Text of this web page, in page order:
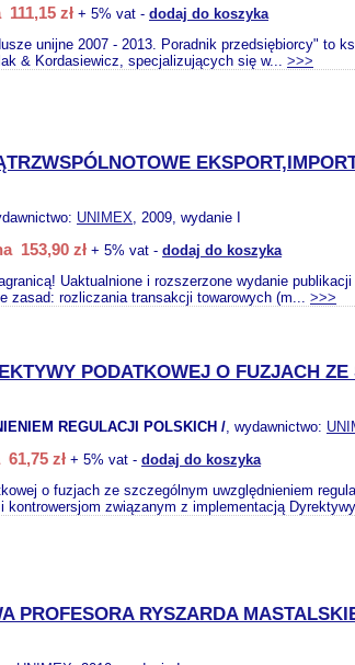
zł + 5% vat - dodaj do koszyka
unijne 2007 - 2013. Poradnik przedsiębiorcy" to
& Kordasiewicz, specjalizujących się w... >>>
UNIMEX, 2009, wydanie I
153,90 zł + 5% vat - dodaj do koszyka
Uaktualnione i rozszerzone wydanie
zasad: rozliczania transakcji towarowych (m... >>>
PODATKOWEJ O FUZJACH ZE
REGULACJI POLSKICH /, wydawnictwo:
zł + 5% vat - dodaj do koszyka
o fuzjach ze szczególnym uwzględnieniem
kontrowersjom związanym z implementacją
PROFESORA RYSZARDA